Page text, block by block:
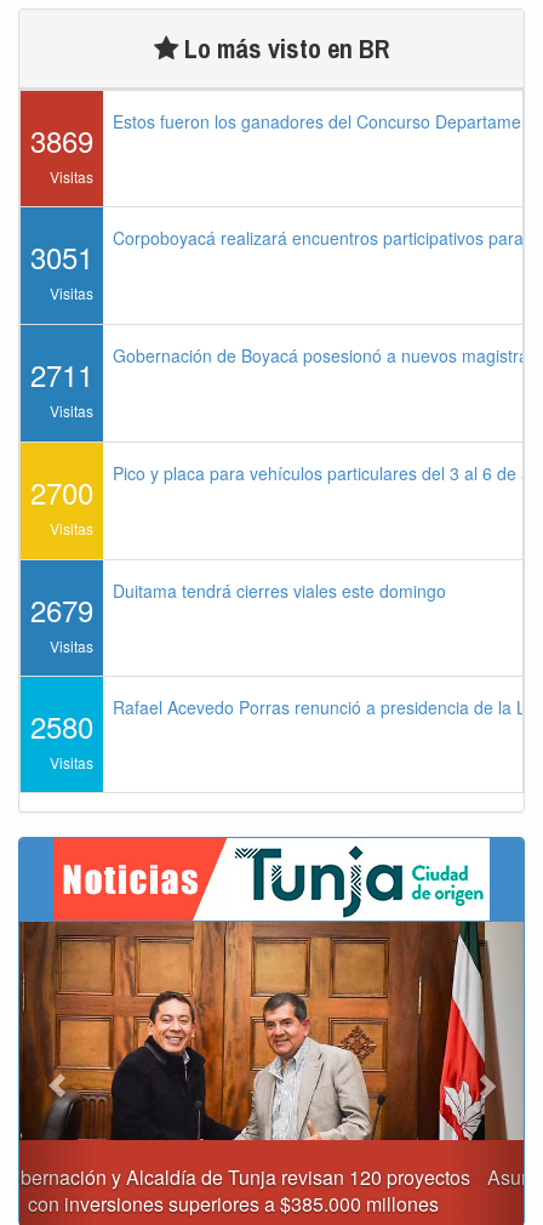
Lo más visto en BR
3869
Visitas
Estos fueron los ganadores del Concurso
3051
Visitas
Corpoboyacá realizará encuentros participativos para
2711
Visitas
Gobernación de Boyacá posesionó a nuevos
2700
Visitas
Pico y placa para vehículos particulares del 3 al 6 de
2679
Visitas
Duitama tendrá cierres viales este domingo
2580
Visitas
Rafael Acevedo Porras renunció a presidencia de la
Asumió funciones nuevo secretario de Medio Ambiente de
Tunja
Previous Next